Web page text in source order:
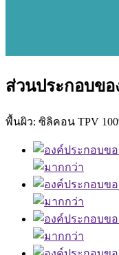
ส่วนประกอบขอ
พื้นผิว: ซิลิคอน TPV